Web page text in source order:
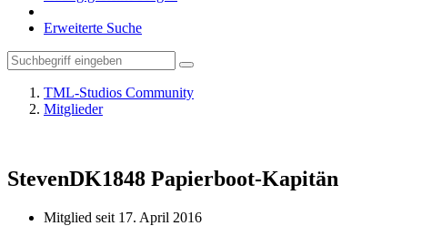
Erweiterte Suche
TML-Studios Community
Mitglieder
StevenDK1848 Papierboot-Kapitän
Mitglied seit 17. April 2016